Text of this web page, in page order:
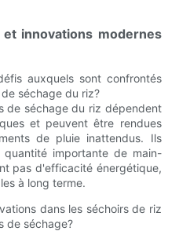
innovations modernes
auxquels sont confrontés
séchage du riz?
de séchage du riz dépendent
et peuvent être rendues
de pluie inattendus. Ils
quantité importante de main-
pas d'efficacité énergétique,
à long terme.
dans les séchoirs de riz
de séchage?